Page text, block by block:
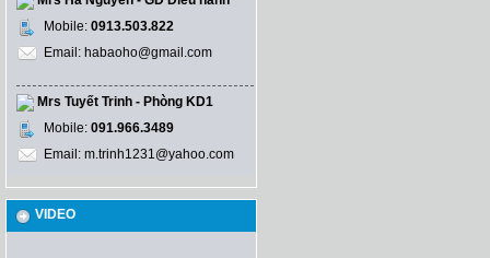
Mobile: 0913.503.822
Email: habaoho@gmail.com
Mrs Tuyết Trinh - Phòng KD1
Mobile: 091.966.3489
Email: m.trinh1231@yahoo.com
VIDEO